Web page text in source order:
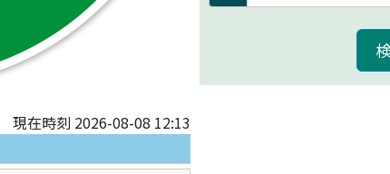
現在時刻 2026-08-08 12:13